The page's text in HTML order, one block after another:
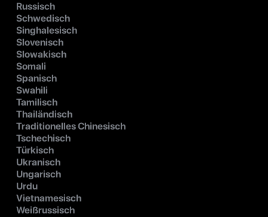
Russisch
Schwedisch
Singhalesisch
Slovenisch
Slowakisch
Somali
Spanisch
Swahili
Tamilisch
Thailändisch
Traditionelles Chinesisch
Tschechisch
Türkisch
Ukranisch
Ungarisch
Urdu
Vietnamesisch
Weißrussisch